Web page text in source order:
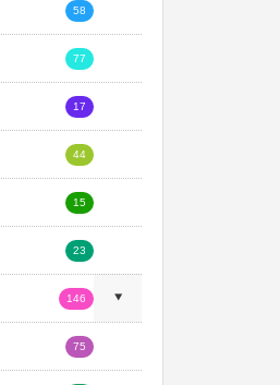
58
77
17
44
15
23
146
75